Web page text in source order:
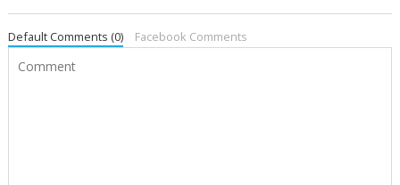
Default Comments (0) Facebook Comments